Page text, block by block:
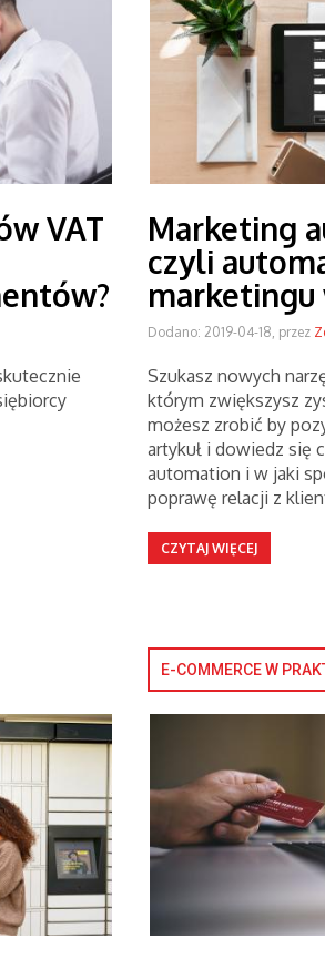
VAT
Marketing
czyli
Dodano: 2019-04-18, przez
Szukasz nowych
którym zwiększysz
możesz zrobić by
artykuł i dowiedz się
automation i w jaki
poprawę relacji z
CZYTAJ WIĘCEJ
E-COMMERCE W